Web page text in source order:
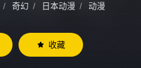
/ 奇幻 / 日本动漫 / 动漫
收藏